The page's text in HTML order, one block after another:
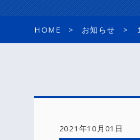
HOME お知らせ
2021年10月01日